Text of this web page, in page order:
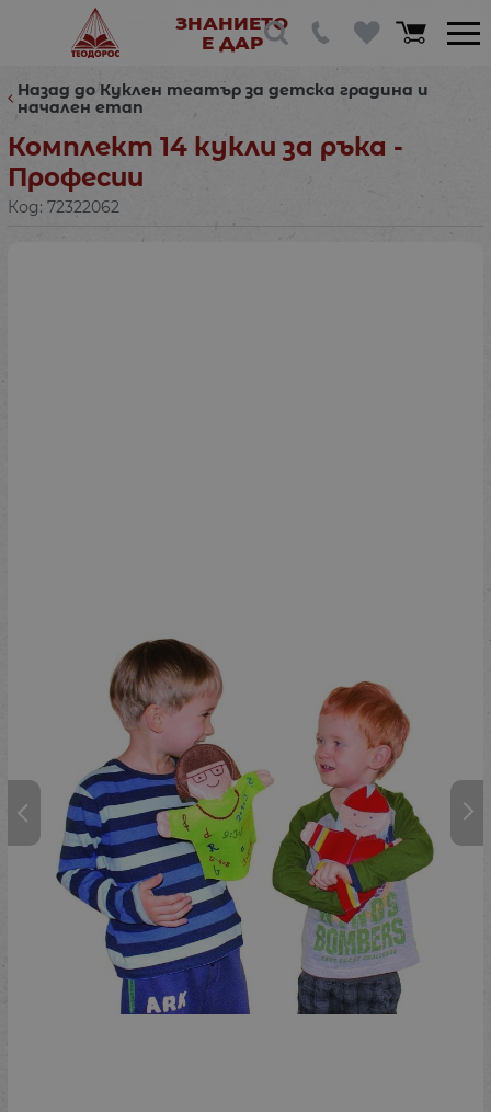
ЗНАНИЕТО
Е ДАР
Назад до Куклен театър за детска градина и
начален етап
Комплект 14 кукли за ръка -
Професии
Код: 72322062